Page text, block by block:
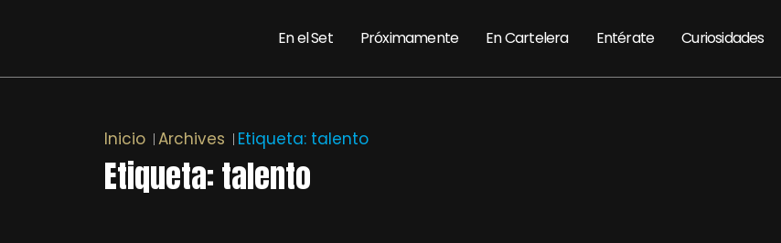
En el Set Próximamente En Cartelera Entérate Curiosidades
Inicio Archives Etiqueta: talento
Etiqueta:talento